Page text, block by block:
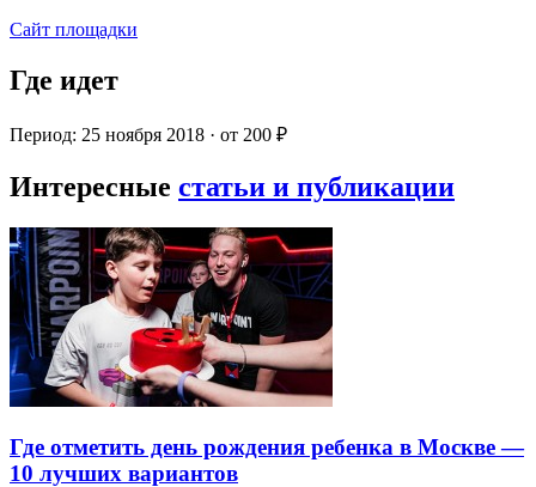
Сайт площадки
Где идет
Период: 25 ноября 2018 · от 200 ₽
Интересные статьи и публикации
Где отметить день рождения ребенка в Москве —
10 лучших вариантов